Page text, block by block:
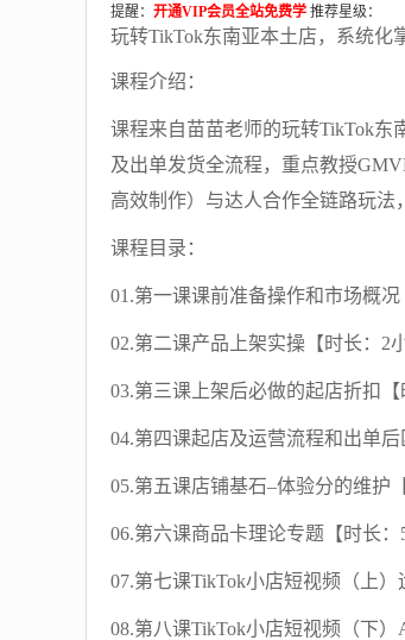
提醒： 开通VIP会员全站免费学 推荐星级：
玩转TikTok东南亚本土店，系统化
课程介绍：
课程来自苗苗老师的玩转TikTok东
及出单发货全流程，重点教授
高效制作）与达人合作全链路玩法
课程目录：
01.第一课课前准备操作和市场概
02.第二课产品上架实操【时长：2
03.第三课上架后必做的起店折扣【
04.第四课起店及运营流程和出单
05.第五课店铺基石–体验分的维护
06.第六课商品卡理论专题【时长：
07.第七课TikTok小店短视频（上
08.第八课TikTok小店短视频（下